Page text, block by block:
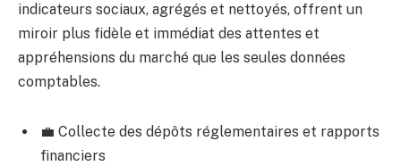
indicateurs sociaux, agrégés et nettoyés, offrent un
miroir plus fidèle et immédiat des attentes et
appréhensions du marché que les seules données
comptables.
💼 Collecte des dépôts réglementaires et rapports
financiers